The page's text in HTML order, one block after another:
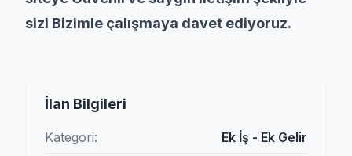
sizi Bizimle çalışmaya davet ediyoruz.
İlan Bilgileri
Kategori: Ek İş - Ek Gelir